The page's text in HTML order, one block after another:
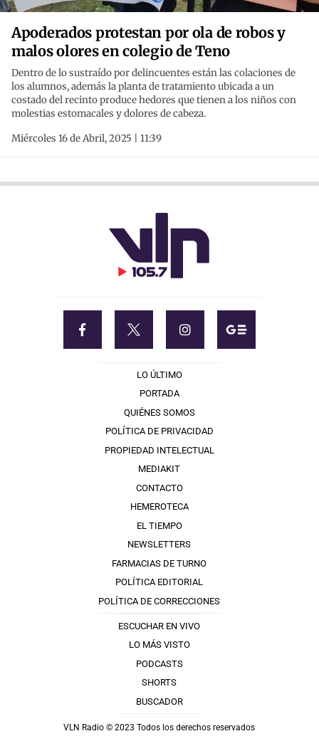
Apoderados protestan por ola de robos y
malos olores en colegio de Teno
Dentro de lo sustraído por delincuentes están las colaciones de
los alumnos, además la planta de tratamiento ubicada a un
costado del recinto produce hedores que tienen a los niños con
molestias estomacales y dolores de cabeza.
Miércoles 16 de Abril, 2025 | 11:39
LO ÚLTIMO
PORTADA
QUIÉNES SOMOS
POLÍTICA DE PRIVACIDAD
PROPIEDAD INTELECTUAL
MEDIAKIT
CONTACTO
HEMEROTECA
EL TIEMPO
NEWSLETTERS
FARMACIAS DE TURNO
POLÍTICA EDITORIAL
POLÍTICA DE CORRECCIONES
ESCUCHAR EN VIVO
LO MÁS VISTO
PODCASTS
SHORTS
BUSCADOR
VLN Radio © 2023 Todos los derechos reservados